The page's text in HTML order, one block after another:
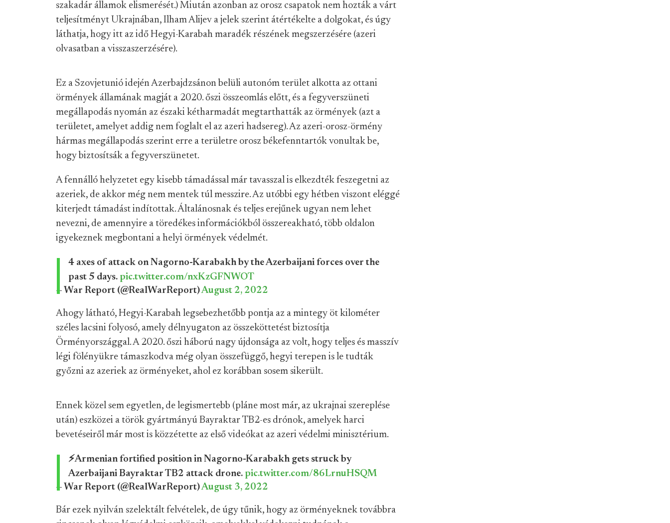
szakadár államok elismerését.) Miután azonban az orosz csapatok nem hozták a várt
teljesítményt Ukrajnában, Ilham Alijev a jelek szerint átértékelte a dolgokat, és úgy
láthatja, hogy itt az idő Hegyi-Karabah maradék részének megszerzésére (azeri
olvasatban a visszaszerzésére).
Ez a Szovjetunió idején Azerbajdzsánon belüli autonóm terület alkotta az ottani
örmények államának magját a 2020. őszi összeomlás előtt, és a fegyverszüneti
megállapodás nyomán az északi kétharmadát megtarthatták az örmények (azt a
területet, amelyet addig nem foglalt el az azeri hadsereg). Az azeri-orosz-örmény
hármas megállapodás szerint erre a területre orosz békefenntartók vonultak be,
hogy biztosítsák a fegyverszünetet.
A fennálló helyzetet egy kisebb támadással már tavasszal is elkezdték feszegetni az
azeriek, de akkor még nem mentek túl messzire. Az utóbbi egy hétben viszont eléggé
kiterjedt támadást indítottak. Általánosnak és teljes erejűnek ugyan nem lehet
nevezni, de amennyire a töredékes információkból összereakható, több oldalon
igyekeznek megbontani a helyi örmények védelmét.
4 axes of attack on Nagorno-Karabakh by the Azerbaijani forces over the
past 5 days. pic.twitter.com/nxKzGFNWOT
— War Report (@RealWarReport)August 2, 2022
Ahogy látható, Hegyi-Karabah legsebezhetőbb pontja az a mintegy öt kilométer
széles lacsini folyosó, amely délnyugaton az összeköttetést biztosítja
Örményországgal. A 2020. őszi háború nagy újdonsága az volt, hogy teljes és masszív
légi fölényükre támaszkodva még olyan összefüggő, hegyi terepen is le tudták
győzni az azeriek az örményeket, ahol ez korábban sosem sikerült.
Ennek közel sem egyetlen, de legismertebb (pláne most már, az ukrajnai szereplése
után) eszközei a török gyártmányú Bayraktar TB2-es drónok, amelyek harci
bevetéseiről már most is közzétette az első videókat az azeri védelmi minisztérium.
⚡️Armenian fortified position in Nagorno-Karabakh gets struck by
Azerbaijani Bayraktar TB2 attack drone. pic.twitter.com/86LrnuHSQM
— War Report (@RealWarReport)August 3, 2022
Bár ezek nyilván szelektált felvételek, de úgy tűnik, hogy az örményeknek továbbra